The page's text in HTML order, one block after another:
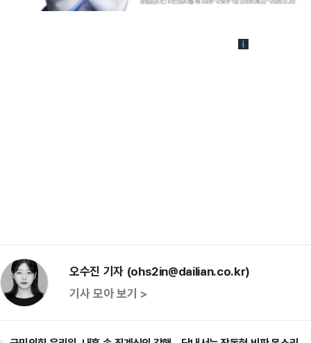
오수진 기자 (ohs2in@dailian.co.kr)
기사 모아 보기 >